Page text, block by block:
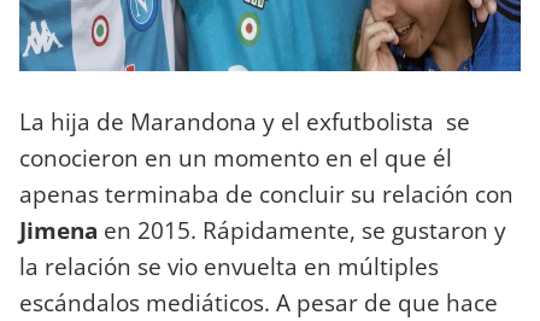
La hija de Marandona y el exfutbolista se
conocieron en un momento en el que él
apenas terminaba de concluir su relación con
Jimena en 2015. Rápidamente, se gustaron y
la relación se vio envuelta en múltiples
escándalos mediáticos. A pesar de que hace